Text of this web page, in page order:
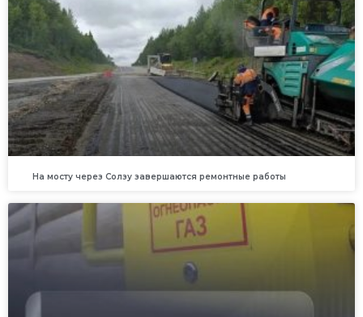
На мосту через Солзу завершаются ремонтные работы